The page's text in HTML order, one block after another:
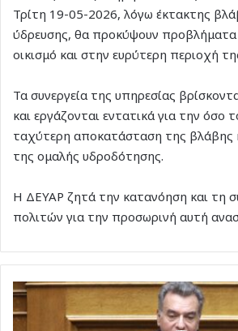
Τρίτη 19-05-2026, λόγω έκτακτης
ύδρευσης, θα προκύψουν
οικισμό και στην ευρύτερη περιοχή
Τα συνεργεία της υπηρεσίας
και εργάζονται εντατικά για την όσο
ταχύτερη αποκατάσταση της βλάβης
της ομαλής υδροδότησης.
Η ΔΕΥΑΡ ζητά την κατανόηση και τη
πολιτών για την προσωρινή αυτή
Παρέμβαση
Μ.
Κόνσολα